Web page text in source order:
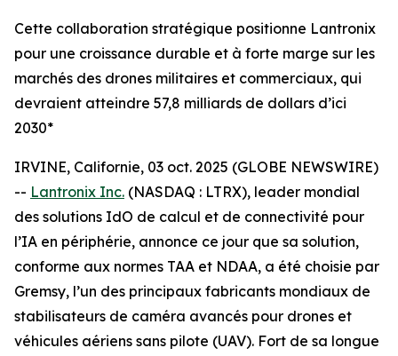
Cette collaboration stratégique positionne Lantronix
pour une croissance durable et à forte marge sur les
marchés des drones militaires et commerciaux, qui
devraient atteindre 57,8 milliards de dollars d’ici
2030*
IRVINE, Californie, 03 oct. 2025 (GLOBE NEWSWIRE)
-- Lantronix Inc. (NASDAQ : LTRX), leader mondial
des solutions IdO de calcul et de connectivité pour
l’IA en périphérie, annonce ce jour que sa solution,
conforme aux normes TAA et NDAA, a été choisie par
Gremsy, l’un des principaux fabricants mondiaux de
stabilisateurs de caméra avancés pour drones et
véhicules aériens sans pilote (UAV). Fort de sa longue